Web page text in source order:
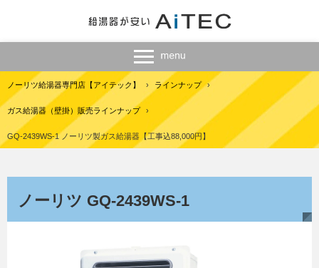
ノーリツ給湯器専門店【アイテック】 › ラインナップ ›
ガス給湯器（壁掛）販売ラインナップ ›
GQ-2439WS-1 ノーリツ製ガス給湯器【工事込88,000円】
ノーリツ GQ-2439WS-1